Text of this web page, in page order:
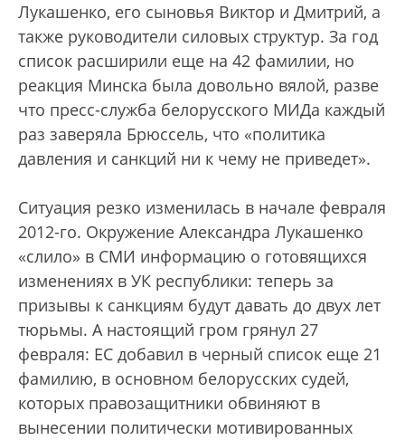
Лукашенко, его сыновья Виктор и Дмитрий, а
также руководители силовых структур. За год
список расширили еще на 42 фамилии, но
реакция Минска была довольно вялой, разве
что пресс-служба белорусского МИДа каждый
раз заверяла Брюссель, что «политика
давления и санкций ни к чему не приведет».
Ситуация резко изменилась в начале февраля
2012-го. Окружение Александра Лукашенко
«слило» в СМИ информацию о готовящихся
изменениях в УК республики: теперь за
призывы к санкциям будут давать до двух лет
тюрьмы. А настоящий гром грянул 27
февраля: ЕС добавил в черный список еще 21
фамилию, в основном белорусских судей,
которых правозащитники обвиняют в
вынесении политически мотивированных